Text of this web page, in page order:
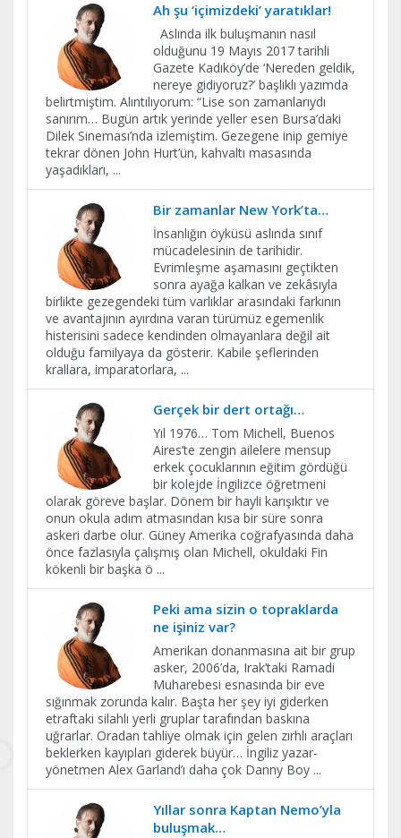
Ah şu ‘içimizdeki’ yaratıklar!
Aslında ilk buluşmanın nasıl
olduğunu 19 Mayıs 2017 tarihli
Gazete Kadıköy’de ‘Nereden geldik,
nereye gidiyoruz?’ başlıklı yazımda
belirtmiştim. Alıntılıyorum: “Lise son zamanlarıydı
sanırım… Bugün artık yerinde yeller esen Bursa’daki
Dilek Sineması’nda izlemiştim. Gezegene inip gemiye
tekrar dönen John Hurt’ün, kahvaltı masasında
yaşadıkları, ...
Bir zamanlar New York’ta…
İnsanlığın öyküsü aslında sınıf
mücadelesinin de tarihidir.
Evrimleşme aşamasını geçtikten
sonra ayağa kalkan ve zekâsıyla
birlikte gezegendeki tüm varlıklar arasındaki farkının
ve avantajının ayırdına varan türümüz egemenlik
histerisini sadece kendinden olmayanlara değil ait
olduğu familyaya da gösterir. Kabile şeflerinden
krallara, imparatorlara, ...
Gerçek bir dert ortağı…
Yıl 1976… Tom Michell, Buenos
Aires’te zengin ailelere mensup
erkek çocuklarının eğitim gördüğü
bir kolejde İngilizce öğretmeni
olarak göreve başlar. Dönem bir hayli karışıktır ve
onun okula adım atmasından kısa bir süre sonra
askeri darbe olur. Güney Amerika coğrafyasında daha
önce fazlasıyla çalışmış olan Michell, okuldaki Fin
kökenli bir başka ö ...
Peki ama sizin o topraklarda
ne işiniz var?
Amerikan donanmasına ait bir grup
asker, 2006’da, Irak’taki Ramadi
Muharebesi esnasında bir eve
sığınmak zorunda kalır. Başta her şey iyi giderken
etraftaki silahlı yerli gruplar tarafından baskına
uğrarlar. Oradan tahliye olmak için gelen zırhlı araçları
beklerken kayıpları giderek büyür… İngiliz yazar-
yönetmen Alex Garland’ı daha çok Danny Boy ...
Yıllar sonra Kaptan Nemo’yla
buluşmak…